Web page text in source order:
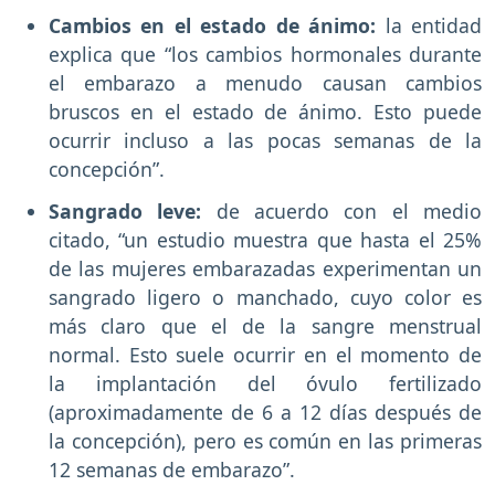
Cambios en el estado de ánimo: la entidad
explica que “los cambios hormonales durante
el embarazo a menudo causan cambios
bruscos en el estado de ánimo. Esto puede
ocurrir incluso a las pocas semanas de la
concepción”.
Sangrado leve: de acuerdo con el medio
citado, “un estudio muestra que hasta el 25%
de las mujeres embarazadas experimentan un
sangrado ligero o manchado, cuyo color es
más claro que el de la sangre menstrual
normal. Esto suele ocurrir en el momento de
la implantación del óvulo fertilizado
(aproximadamente de 6 a 12 días después de
la concepción), pero es común en las primeras
12 semanas de embarazo”.